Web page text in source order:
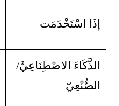
إذَا اسْتَخْدَمَت
الذَّكَاءَ الاصْطِنَاعِيَّ/
الصُّنْعِيّ